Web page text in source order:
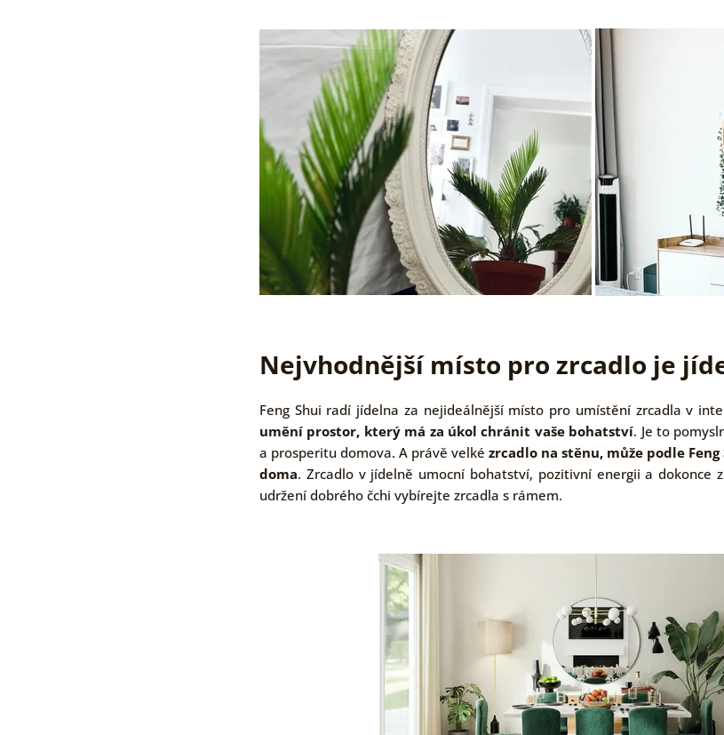
Nejvhodnější místo pro zrcadlo je
Feng Shui radí jídelna za nejideálnější místo pro umístění zrcadla v
umění prostor, který má za úkol chránit vaše bohatství. Je to
a prosperitu domova. A právě velké zrcadlo na stěnu, může podle
doma. Zrcadlo v jídelně umocní bohatství, pozitivní energii a dokonce
udržení dobrého čchi vybírejte zrcadla s rámem.